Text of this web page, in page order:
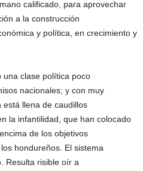
calificado, para aprovechar
a la construcción
y política, en crecimiento y
una clase política poco
nacionales; y con muy
llena de caudillos
la infantilidad, que han colocado
de los objetivos
hondureños. El sistema
Resulta risible oír a